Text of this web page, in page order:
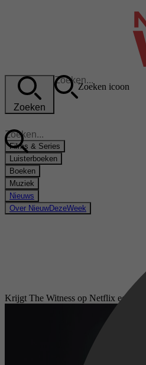
Zoeken
Zoeken icoon
Films & Series
Luisterboeken
Boeken
Muziek
Nieuws
Over NieuwDezeWeek
Krijgt The Witness op Netflix een